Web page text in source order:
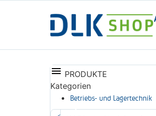
PRODUKTE
Kategorien
Betriebs- und Lagertechnik